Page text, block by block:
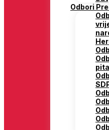
Odbori